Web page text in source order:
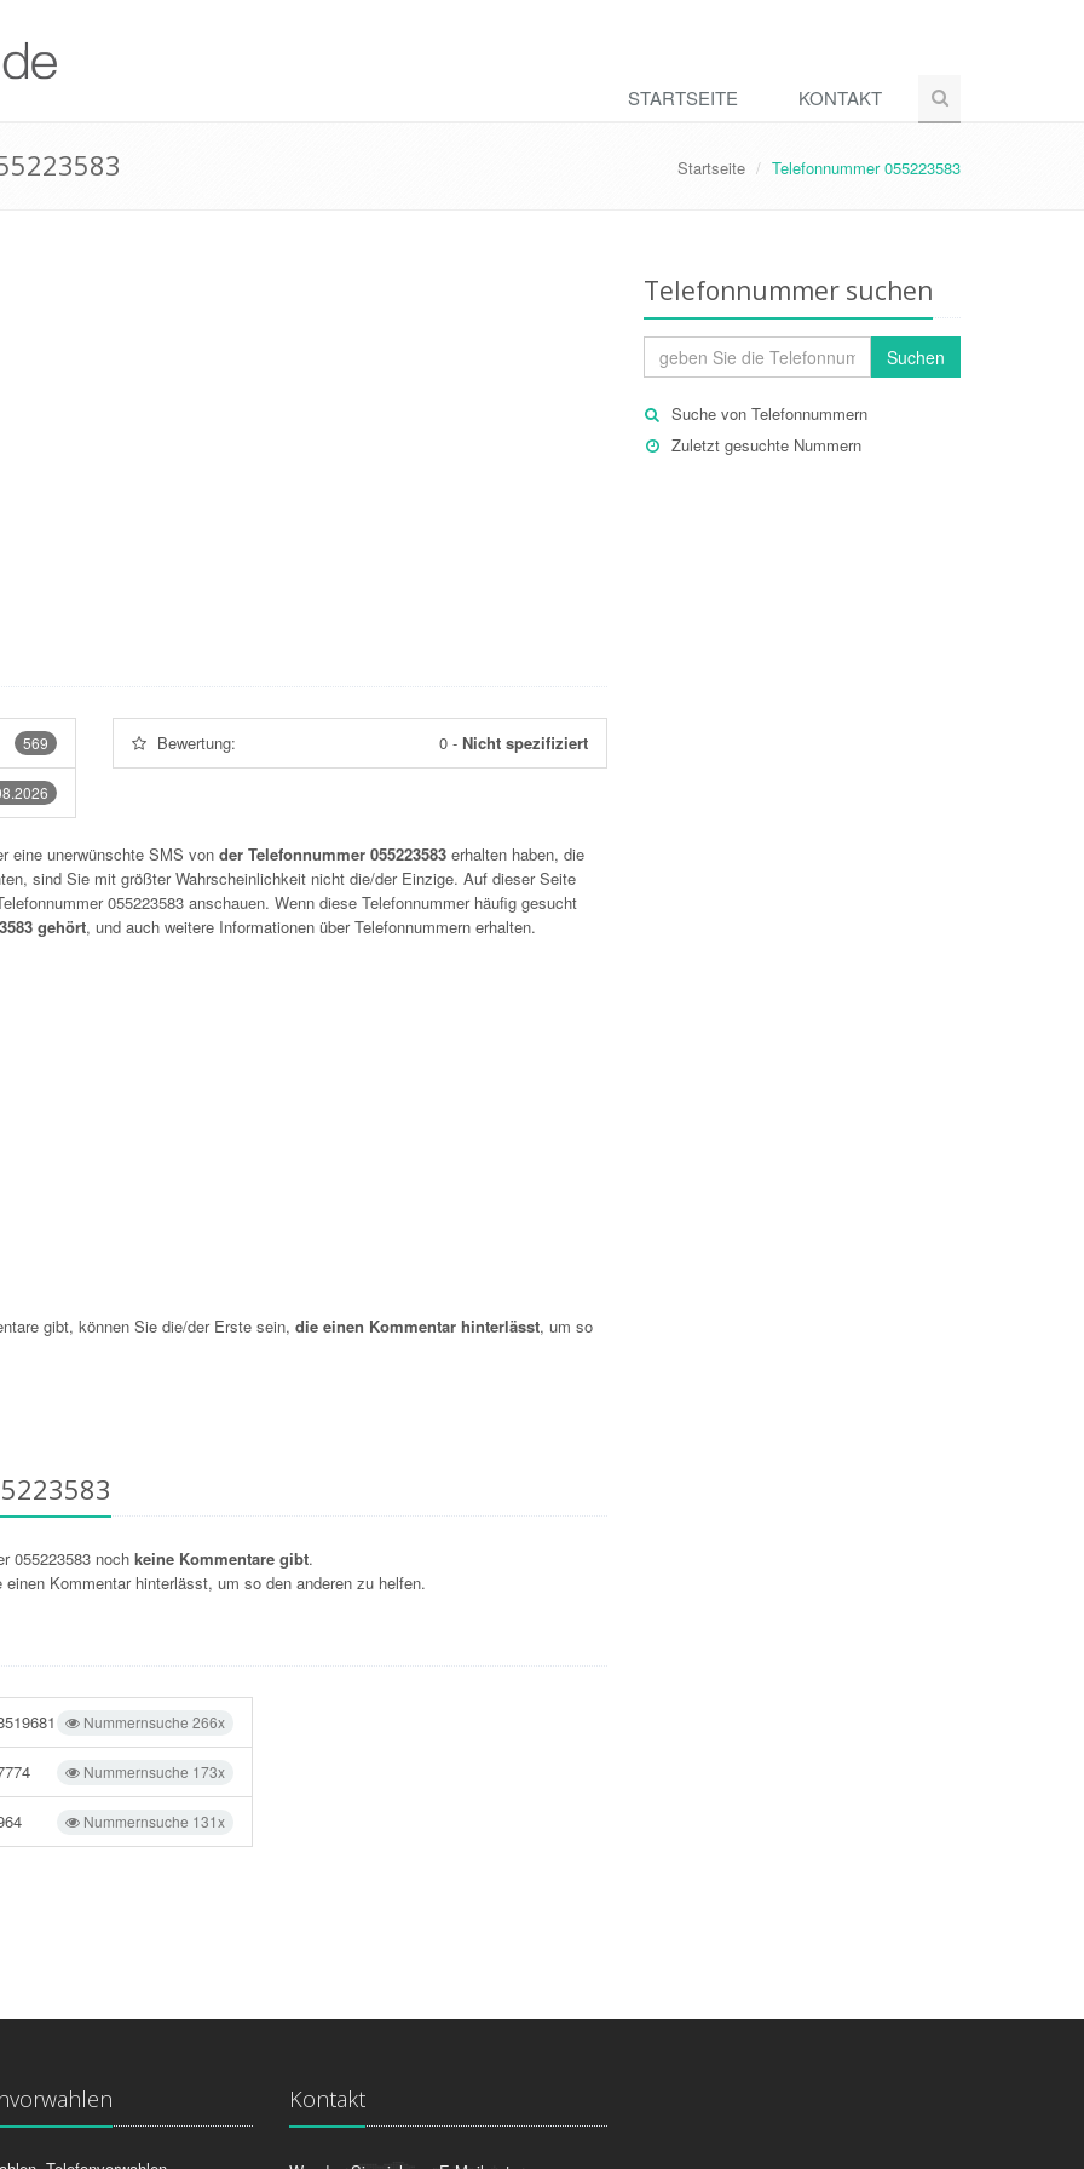
STARTSEITE KONTAKT
Startseite Telefonnummer 055223583
569 Bewertung: 0- Nicht spezifiziert
eine unerwünschte SMS von der Telefonnummer 055223583 erhalten haben, die
sind Sie mit größter Wahrscheinlichkeit nicht die/der Einzige. Auf dieser Seite
055223583 anschauen. Wenn diese Telefonnummer häufig gesucht
gehört, und auch weitere Informationen über Telefonnummern erhalten.
gibt, können Sie die/der Erste sein, die einen Kommentar hinterlässt, um so
055223583 nochkeine Kommentare gibt.
Kommentar hinterlässt, um so den anderen zu helfen.
Nummernsuche 266x
Nummernsuche 173x
Nummernsuche 131x
Telefonnummer suchen
Suchen
Suche von Telefonnummern
Zuletzt gesuchte Nummern
Kontakt